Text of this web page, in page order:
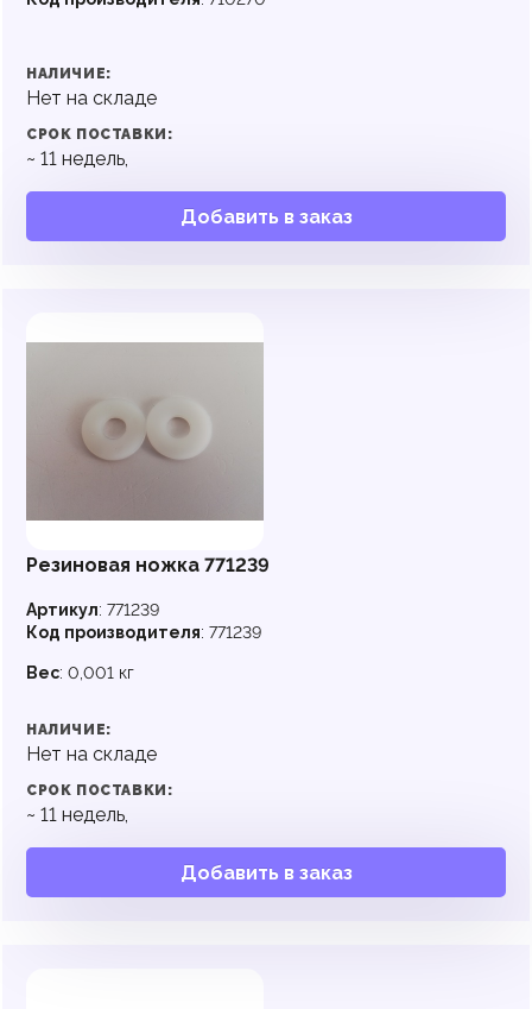
НАЛИЧИЕ:
Нет на складе
СРОК ПОСТАВКИ:
~ 11 недель,
Добавить в заказ
Резиновая ножка 771239
Артикул: 771239
Код производителя: 771239
Вес: 0,001 кг
НАЛИЧИЕ:
Нет на складе
СРОК ПОСТАВКИ:
~ 11 недель,
Добавить в заказ